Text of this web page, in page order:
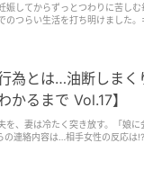
娠してからずっとつわりに苦し
のつらい生活を打ち明けました。
為とは…油断しま
かるまで Vol.17】
を、妻は冷たく突き放す。「娘
連絡内容は…相手女性の反応は